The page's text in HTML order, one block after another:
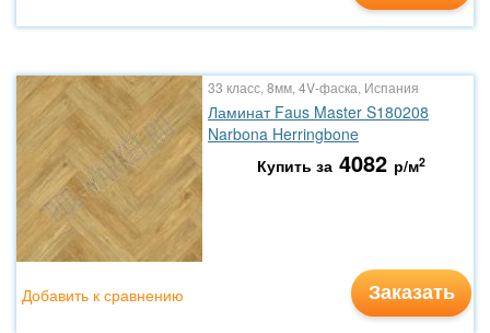
33 класс, 8мм, 4V-фаска, Испания
Ламинат Faus Master S180208
Narbona Herringbone
Купить за 4082 р/м2
Заказать
Добавить к сравнению